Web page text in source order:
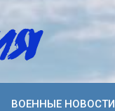
ВОЕННЫЕ НОВОСТИ